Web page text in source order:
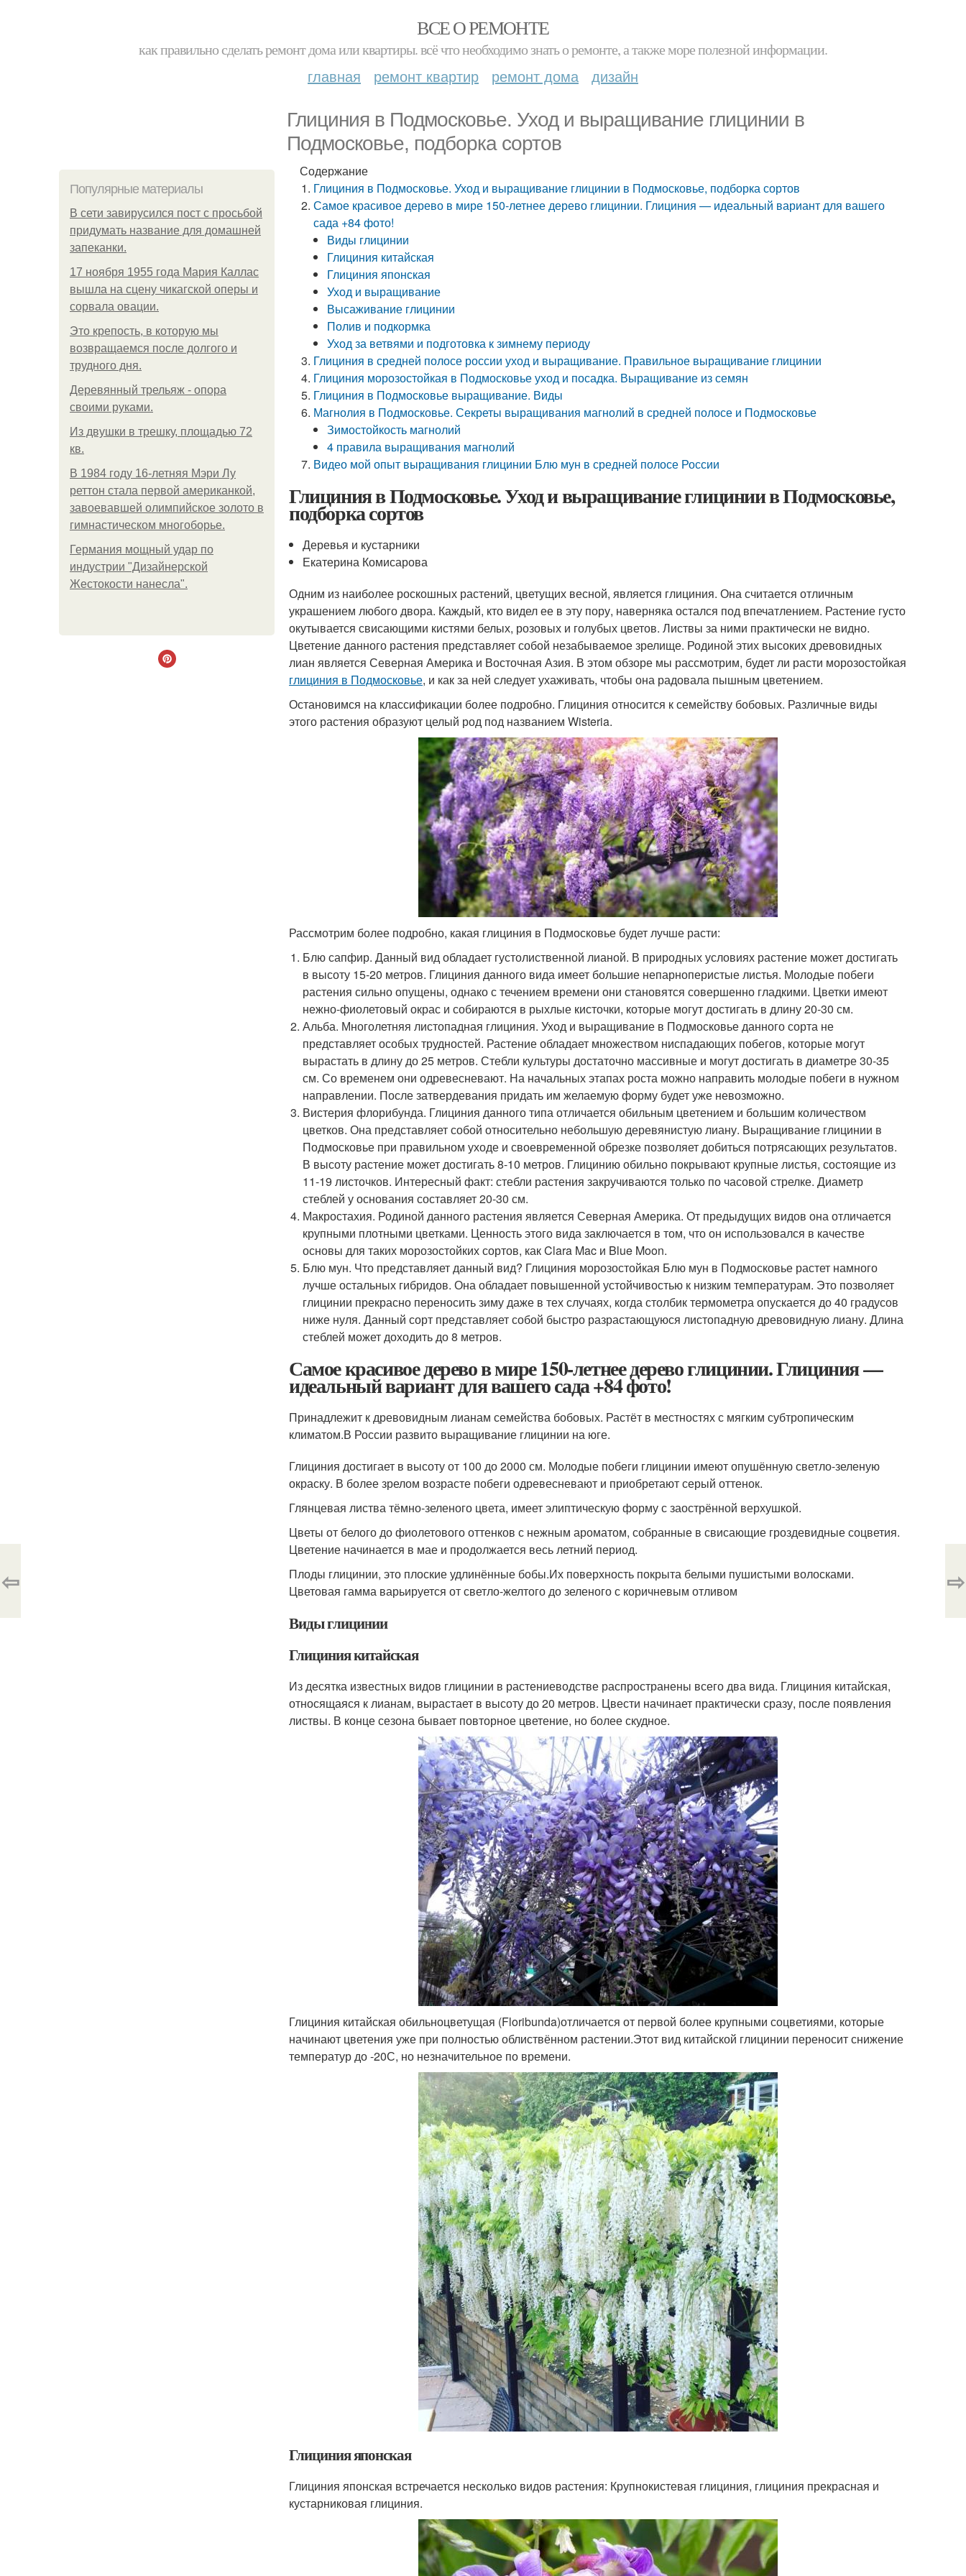
ВСЕ О РЕМОНТЕ
как правильно сделать ремонт дома или квартиры. всё что необходимо знать о ремонте, а также море полезной информации.
главная ремонт квартир ремонт дома дизайн
Глициния в Подмосковье. Уход и выращивание глицинии в
Подмосковье, подборка сортов
Популярные материалы
В сети завирусился пост с просьбой
придумать название для домашней
запеканки.
17 ноября 1955 года Мария Каллас
вышла на сцену чикагской оперы и
сорвала овации.
Это крепость, в которую мы
возвращаемся после долгого и
трудного дня.
Деревянный трельяж - опора
своими руками.
Из двушки в трешку, площадью 72
кв.
В 1984 году 16-летняя Мэри Лу
реттон стала первой американкой,
завоевавшей олимпийское золото в
гимнастическом многоборье.
Германия мощный удар по
индустрии "Дизайнерской
Жестокости нанесла".
Содержание
Глициния в Подмосковье. Уход и выращивание глицинии в Подмосковье, подборка сортов
Самое красивое дерево в мире 150-летнее дерево глицинии. Глициния — идеальный вариант для вашего
сада +84 фото!
Виды глицинии
Глициния китайская
Глициния японская
Уход и выращивание
Высаживание глицинии
Полив и подкормка
Уход за ветвями и подготовка к зимнему периоду
Глициния в средней полосе россии уход и выращивание. Правильное выращивание глицинии
Глициния морозостойкая в Подмосковье уход и посадка. Выращивание из семян
Глициния в Подмосковье выращивание. Виды
Магнолия в Подмосковье. Секреты выращивания магнолий в средней полосе и Подмосковье
Зимостойкость магнолий
4 правила выращивания магнолий
Видео мой опыт выращивания глицинии Блю мун в средней полосе России
Глициния в Подмосковье. Уход и выращивание глицинии в Подмосковье,
подборка сортов
Деревья и кустарники
Екатерина Комисарова
Одним из наиболее роскошных растений, цветущих весной, является глициния. Она считается отличным
украшением любого двора. Каждый, кто видел ее в эту пору, наверняка остался под впечатлением. Растение густо
окутывается свисающими кистями белых, розовых и голубых цветов. Листвы за ними практически не видно.
Цветение данного растения представляет собой незабываемое зрелище. Родиной этих высоких древовидных
лиан является Северная Америка и Восточная Азия. В этом обзоре мы рассмотрим, будет ли расти морозостойкая
глициния в Подмосковье, и как за ней следует ухаживать, чтобы она радовала пышным цветением.
Остановимся на классификации более подробно. Глициния относится к семейству бобовых. Различные виды
этого растения образуют целый род под названием Wisteria.
Рассмотрим более подробно, какая глициния в Подмосковье будет лучше расти:
Блю сапфир. Данный вид обладает густолиственной лианой. В природных условиях растение может достигать
в высоту 15-20 метров. Глициния данного вида имеет большие непарноперистые листья. Молодые побеги
растения сильно опущены, однако с течением времени они становятся совершенно гладкими. Цветки имеют
нежно-фиолетовый окрас и собираются в рыхлые кисточки, которые могут достигать в длину 20-30 см.
Альба. Многолетняя листопадная глициния. Уход и выращивание в Подмосковье данного сорта не
представляет особых трудностей. Растение обладает множеством ниспадающих побегов, которые могут
вырастать в длину до 25 метров. Стебли культуры достаточно массивные и могут достигать в диаметре 30-35
см. Со временем они одревесневают. На начальных этапах роста можно направить молодые побеги в нужном
направлении. После затвердевания придать им желаемую форму будет уже невозможно.
Вистерия флорибунда. Глициния данного типа отличается обильным цветением и большим количеством
цветков. Она представляет собой относительно небольшую деревянистую лиану. Выращивание глицинии в
Подмосковье при правильном уходе и своевременной обрезке позволяет добиться потрясающих результатов.
В высоту растение может достигать 8-10 метров. Глицинию обильно покрывают крупные листья, состоящие из
11-19 листочков. Интересный факт: стебли растения закручиваются только по часовой стрелке. Диаметр
стеблей у основания составляет 20-30 см.
Макростахия. Родиной данного растения является Северная Америка. От предыдущих видов она отличается
крупными плотными цветками. Ценность этого вида заключается в том, что он использовался в качестве
основы для таких морозостойких сортов, как Clara Mac и Blue Moon.
Блю мун. Что представляет данный вид? Глициния морозостойкая Блю мун в Подмосковье растет намного
лучше остальных гибридов. Она обладает повышенной устойчивостью к низким температурам. Это позволяет
глицинии прекрасно переносить зиму даже в тех случаях, когда столбик термометра опускается до 40 градусов
ниже нуля. Данный сорт представляет собой быстро разрастающуюся листопадную древовидную лиану. Длина
стеблей может доходить до 8 метров.
Самое красивое дерево в мире 150-летнее дерево глицинии. Глициния —
идеальный вариант для вашего сада +84 фото!
Принадлежит к древовидным лианам семейства бобовых. Растёт в местностях с мягким субтропическим
климатом.В России развито выращивание глицинии на юге.
Глициния достигает в высоту от 100 до 2000 см. Молодые побеги глицинии имеют опушённую светло-зеленую
окраску. В более зрелом возрасте побеги одревесневают и приобретают серый оттенок.
Глянцевая листва тёмно-зеленого цвета, имеет элиптическую форму с заострённой верхушкой.
Цветы от белого до фиолетового оттенков с нежным ароматом, собранные в свисающие гроздевидные соцветия.
Цветение начинается в мае и продолжается весь летний период.
Плоды глицинии, это плоские удлинённые бобы.Их поверхность покрыта белыми пушистыми волосками.
Цветовая гамма варьируется от светло-желтого до зеленого с коричневым отливом
Виды глицинии
Глициния китайская
Из десятка известных видов глицинии в растениеводстве распространены всего два вида. Глициния китайская,
относящаяся к лианам, вырастает в высоту до 20 метров. Цвести начинает практически сразу, после появления
листвы. В конце сезона бывает повторное цветение, но более скудное.
Глициния китайская обильноцветущая (Floribunda)отличается от первой более крупными соцветиями, которые
начинают цветения уже при полностью облиствённом растении.Этот вид китайской глицинии переносит снижение
температур до -20С, но незначительное по времени.
Глициния японская
Глициния японская встречается несколько видов растения: Крупнокистевая глициния, глициния прекрасная и
кустарниковая глициния.
⇦ ⇨